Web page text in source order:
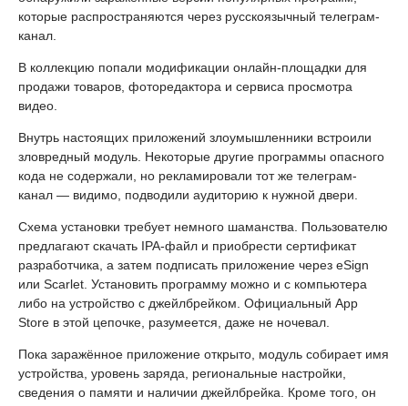
Модифицированное iOS-приложение без рекламы и с
бесплатными функциями может оказаться слишком щедрым
подарком. Эксперты «Лаборатории Касперского»
обнаружили заражённые версии популярных программ,
которые распространяются через русскоязычный телеграм-
канал.
В коллекцию попали модификации онлайн-площадки для
продажи товаров, фоторедактора и сервиса просмотра
видео.